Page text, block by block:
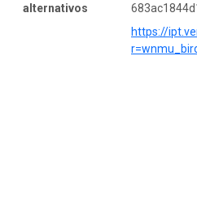
alternativos
https://